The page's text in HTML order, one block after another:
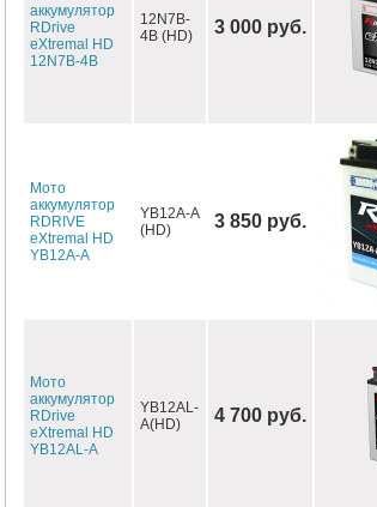
аккумулятор
RDrive
eXtremal HD
12N7B-4B
12N7B-
4B (HD)
3 000 руб.
Мото
аккумулятор
RDRIVE
eXtremal HD
YB12A-A
YB12A-A
(HD)
3 850 руб.
Мото
аккумулятор
RDrive
eXtremal HD
YB12AL-A
YB12AL-
A(HD)
4 700 руб.